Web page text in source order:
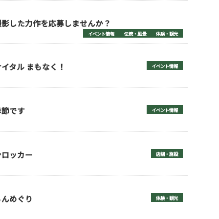
した力作を応募しませんか？
イベント情報 伝統・風景 体験・観光
タル まもなく！ イベント情報
です イベント情報
ッカー 店舗・施設
めぐり 体験・観光